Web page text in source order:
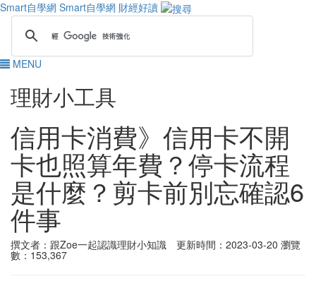
Smart自學網 Smart自學網 財經好讀
MENU
理財小工具
信用卡消費》信用卡不開
卡也照算年費？停卡流程
是什麼？剪卡前別忘確認6
件事
撰文者：跟Zoe一起認識理財小知識 更新時間：2023-03-20 瀏覽
數：153,367